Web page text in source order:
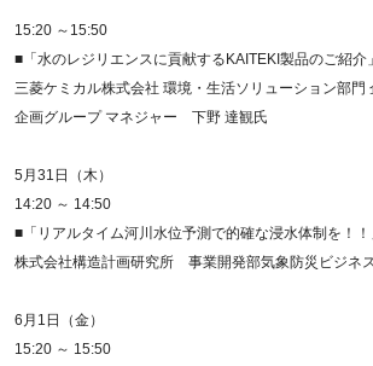
15:20 ～15:50
■「水のレジリエンスに貢献するKAITEKI製品のご紹介
三菱ケミカル株式会社 環境・生活ソリューション部門
企画グループ マネジャー 下野 達観氏
5月31日（木）
14:20 ～ 14:50
■「リアルタイム河川水位予測で的確な浸水体制を！！
株式会社構造計画研究所 事業開発部気象防災ビジネ
6月1日（金）
15:20 ～ 15:50